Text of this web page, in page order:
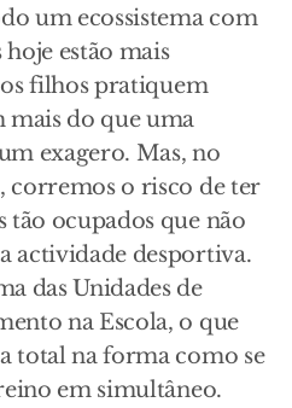
um ecossistema com
hoje estão mais
filhos pratiquem
mais do que uma
exagero. Mas, no
corremos o risco de ter
tão ocupados que não
actividade desportiva.
das Unidades de
na Escola, o que
total na forma como se
em simultâneo.